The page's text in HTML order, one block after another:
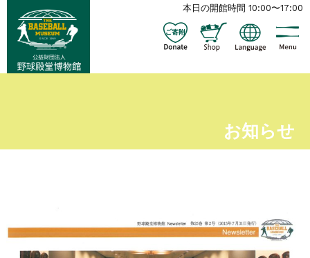
本日の開館時間 10:00〜17:00
お知らせ